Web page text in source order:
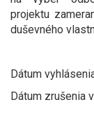
projektu
duševného
Dátum
Dátum zrušenia